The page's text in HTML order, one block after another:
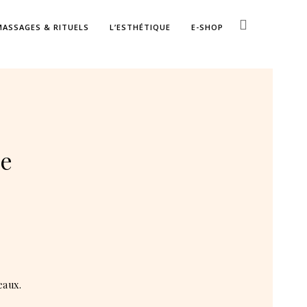
& RITUELS L’ESTHÉTIQUE E-SHOP